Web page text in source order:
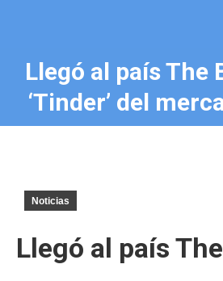
Llegó al país The
‘Tinder’ del
Noticias
Llegó al país